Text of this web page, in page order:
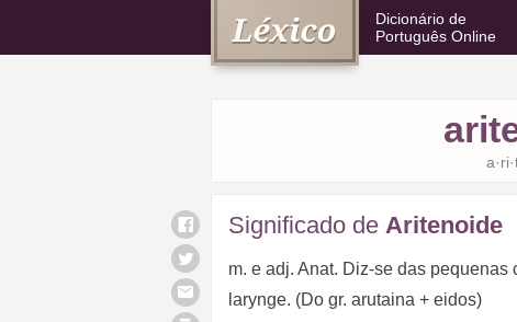
Dicionário de
Português Online
Significado de Aritenoide
m. e adj. Anat. Diz-se das
larynge. (Do gr. arutaina + eidos)